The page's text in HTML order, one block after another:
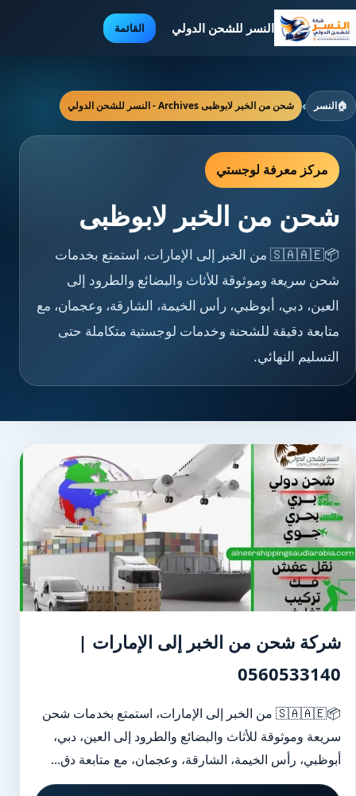
النسر للشحن الدولي القائمة
🏠النسر › شحن من الخبر لابوظبى Archives - النسر للشحن الدولي
مركز معرفة لوجستي
شحن من الخبر لابوظبى
📦🇸🇦🇦🇪 من الخبر إلى الإمارات، استمتع بخدمات
شحن سريعة وموثوقة للأثاث والبضائع والطرود إلى
العين، دبي، أبوظبي، رأس الخيمة، الشارقة، وعجمان، مع
متابعة دقيقة للشحنة وخدمات لوجستية متكاملة حتى
التسليم النهائي.
شركة شحن من الخبر إلى الإمارات |
0560533140
📦🇸🇦🇦🇪 من الخبر إلى الإمارات، استمتع بخدمات شحن
سريعة وموثوقة للأثاث والبضائع والطرود إلى العين، دبي،
أبوظبي، رأس الخيمة، الشارقة، وعجمان، مع متابعة دق...